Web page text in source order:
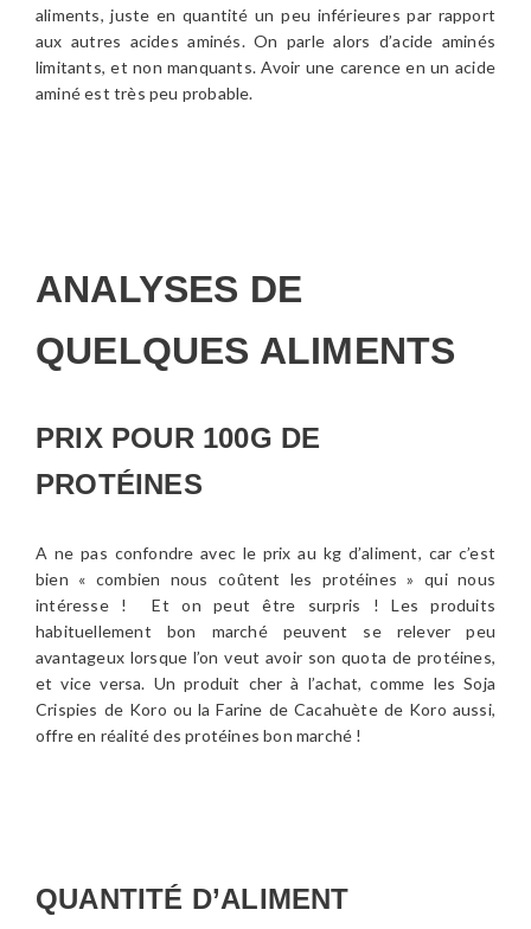
aliments, juste en quantité un peu inférieures par rapport
aux autres acides aminés. On parle alors d’acide aminés
limitants, et non manquants. Avoir une carence en un acide
aminé est très peu probable.
ANALYSES DE
QUELQUES ALIMENTS
PRIX POUR 100G DE
PROTÉINES
A ne pas confondre avec le prix au kg d’aliment, car c’est
bien « combien nous coûtent les protéines » qui nous
intéresse ! Et on peut être surpris ! Les produits
habituellement bon marché peuvent se relever peu
avantageux lorsque l’on veut avoir son quota de protéines,
et vice versa. Un produit cher à l’achat, comme les Soja
Crispies de Koro ou la Farine de Cacahuète de Koro aussi,
offre en réalité des protéines bon marché !
QUANTITÉ D’ALIMENT